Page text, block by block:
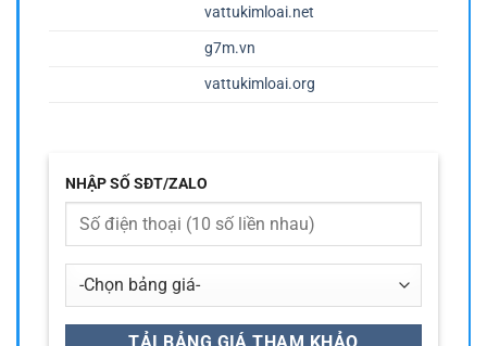
vattukimloai.net
g7m.vn
vattukimloai.org
NHẬP SỐ SĐT/ZALO